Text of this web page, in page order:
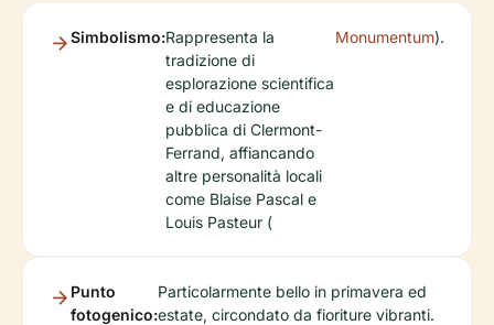
Simbolismo:Rappresenta la
tradizione di
esplorazione scientifica
e di educazione
pubblica di Clermont-
Ferrand, affiancando
altre personalità locali
come Blaise Pascal e
Louis Pasteur (
Monumentum).
Punto
fotogenico:
Particolarmente bello in primavera ed
estate, circondato da fioriture vibranti.